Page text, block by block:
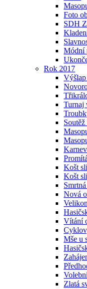
Foto
SDH
Módní
Rok 2017
Výšlap
Turnaj
Košt
Košt
Nová
Vítání
Mše u
Zlatá